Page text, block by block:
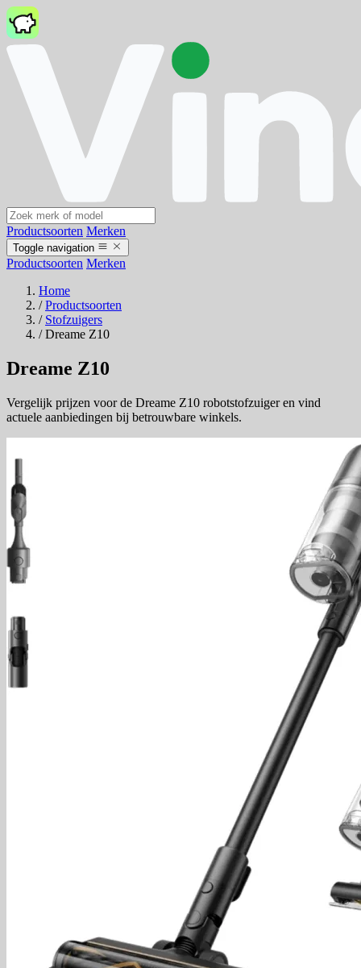
Productsoorten Merken
Toggle navigation
Productsoorten Merken
Home
/ Productsoorten
/ Stofzuigers
/ Dreame Z10
Dreame Z10
Vergelijk prijzen voor de Dreame Z10 robotstofzuiger en vind
actuele aanbiedingen bij betrouwbare winkels.